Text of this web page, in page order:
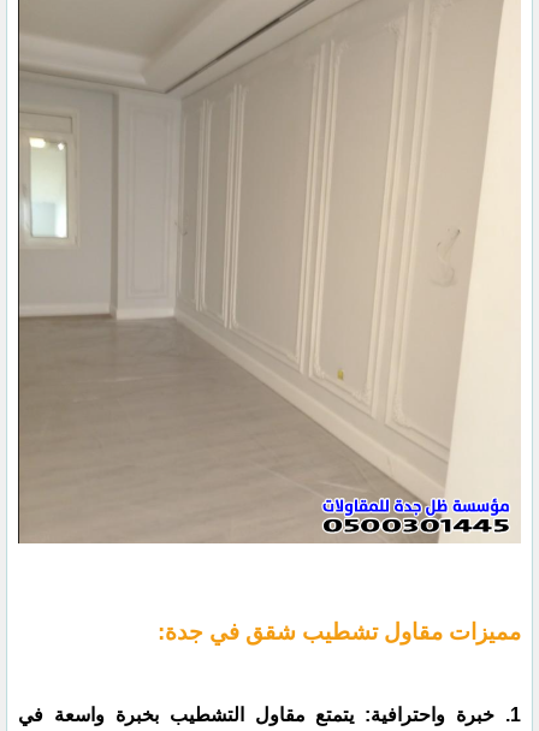
مميزات مقاول تشطيب شقق في جدة:
1. خبرة واحترافية: يتمتع مقاول التشطيب بخبرة واسعة في